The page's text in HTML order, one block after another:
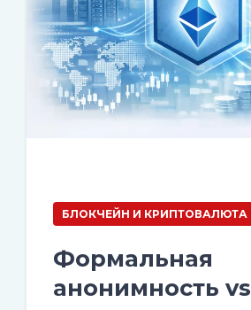
БЛОКЧЕЙН И КРИПТОВАЛЮТА
Формальная
анонимность vs